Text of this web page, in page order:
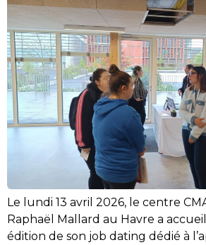
Le lundi 13 avril 2026, le centre
Raphaël Mallard au Havre a
édition de son job dating dédié à